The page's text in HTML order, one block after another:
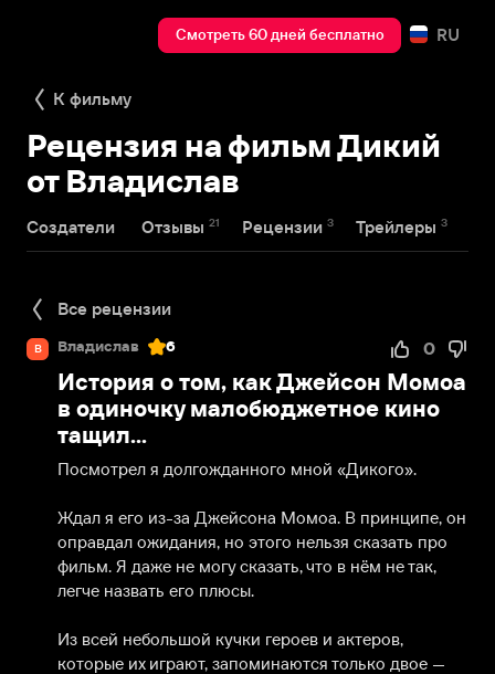
Смотреть 60 дней бесплатно RU
К фильму
Рецензия на фильм Дикий
от Владислав
Создатели Отзывы 21 Рецензии 3 Трейлеры 3
Все рецензии
В Владислав 6 0
История о том, как Джейсон Момоа
в одиночку малобюджетное кино
тащил…
Посмотрел я долгожданного мной «Дикого».
Ждал я его из-за Джейсона Момоа. В принципе, он
оправдал ожидания, но этого нельзя сказать про
фильм. Я даже не могу сказать, что в нём не так,
легче назвать его плюсы.
Из всей небольшой кучки героев и актеров,
которые их играют, запоминаются только двое —